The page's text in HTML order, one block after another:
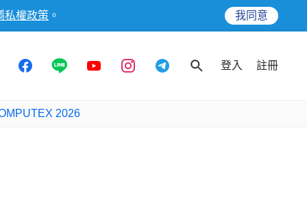
私權政策 。 我同意
登入 註冊
2026